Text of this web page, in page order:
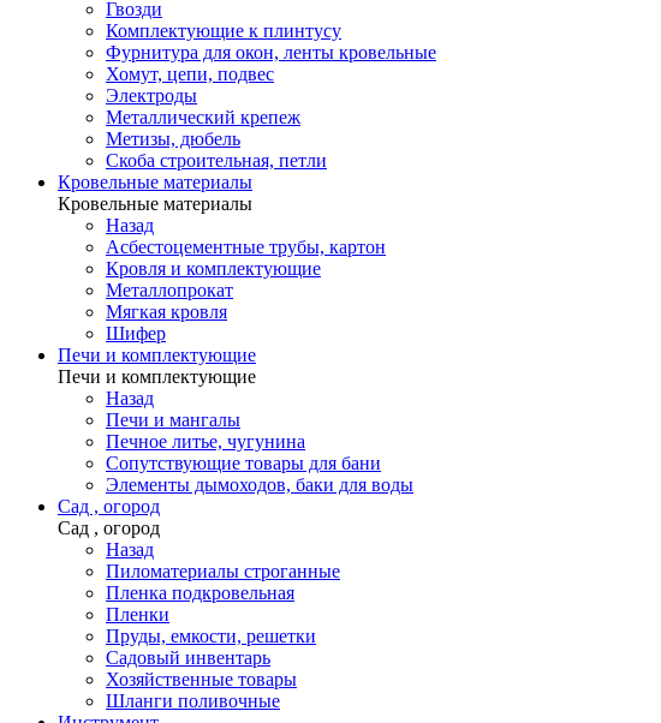
Гвозди
Комплектующие к плинтусу
Фурнитура для окон, ленты кровельные
Хомут, цепи, подвес
Электроды
Металлический крепеж
Метизы, дюбель
Скоба строительная, петли
Кровельные материалы
Кровельные материалы
Назад
Асбестоцементные трубы, картон
Кровля и комплектующие
Металлопрокат
Мягкая кровля
Шифер
Печи и комплектующие
Печи и комплектующие
Назад
Печи и мангалы
Печное литье, чугунина
Сопутствующие товары для бани
Элементы дымоходов, баки для воды
Сад , огород
Сад , огород
Назад
Пиломатериалы строганные
Пленка подкровельная
Пленки
Пруды, емкости, решетки
Садовый инвентарь
Хозяйственные товары
Шланги поливочные